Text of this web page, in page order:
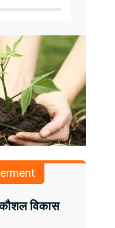
विकास